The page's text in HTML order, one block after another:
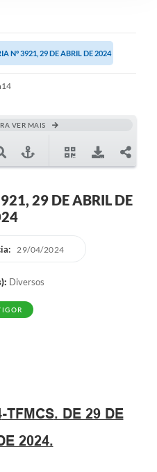
Nº 3921, 29 DE ABRIL DE 2024
VER MAIS
29 DE ABRIL DE
29/04/2024
Diversos
-TFMCS. DE 29 DE
2024.